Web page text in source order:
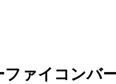
ァイコンバ